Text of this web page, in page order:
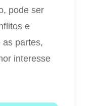
pode ser
e
as partes,
interesse